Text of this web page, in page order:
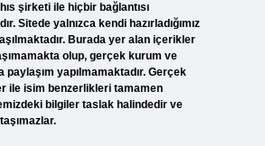
şirketi ile hiçbir bağlantısı
Sitede yalnızca kendi hazırladığımız
Burada yer alan içerikler
olup, gerçek kurum ve
paylaşım yapılmamaktadır. Gerçek
ile isim benzerlikleri tamamen
bilgiler taslak halindedir ve